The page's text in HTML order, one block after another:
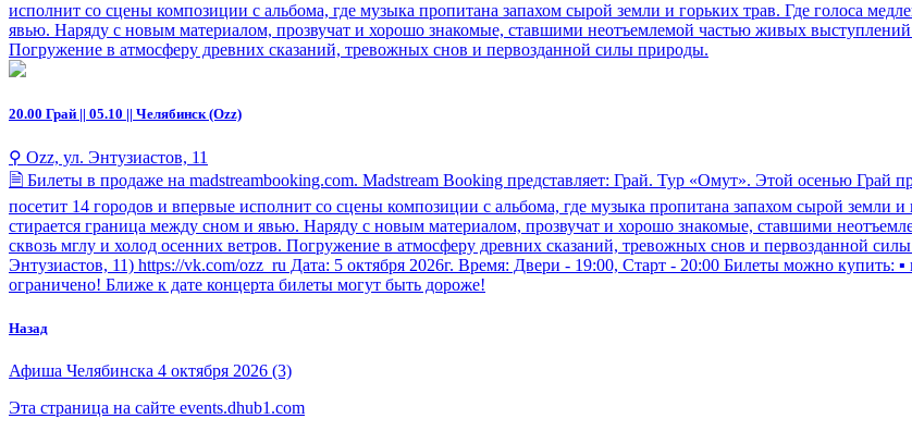
исполнит со сцены композиции с альбома, где музыка пропитана запахом сырой земли и горьких трав. Где голоса
явью. Наряду с новым материалом, прозвучат и хорошо знакомые, ставшими неотъемлемой частью живых
Погружение в атмосферу древних сказаний, тревожных снов и первозданной силы природы.
20.00 Грай || 05.10 || Челябинск (Ozz)
⚲ Ozz, ул. Энтузиастов, 11
🗎 Билеты в продаже на madstreambooking.com. Madstream Booking представляет: Грай. Тур «Омут». Этой осенью Грай
посетит 14 городов и впервые исполнит со сцены композиции с альбома, где музыка пропитана запахом сырой земли
стирается граница между сном и явью. Наряду с новым материалом, прозвучат и хорошо знакомые, ставшими
сквозь мглу и холод осенних ветров. Погружение в атмосферу древних сказаний, тревожных снов и первозданной
Энтузиастов, 11) https://vk.com/ozz_ru Дата: 5 октября 2026г. Время: Двери - 19:00, Старт - 20:00 Билеты можно купить: ▪
ограничено! Ближе к дате концерта билеты могут быть дороже!
Назад
Афиша Челябинска 4 октября 2026 (3)
Эта страница на сайте events.dhub1.com